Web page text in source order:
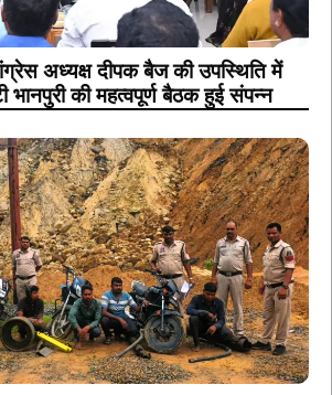
अध्यक्ष दीपक बैज की उपस्थिति में
की महत्वपूर्ण बैठक हुई संपन्न